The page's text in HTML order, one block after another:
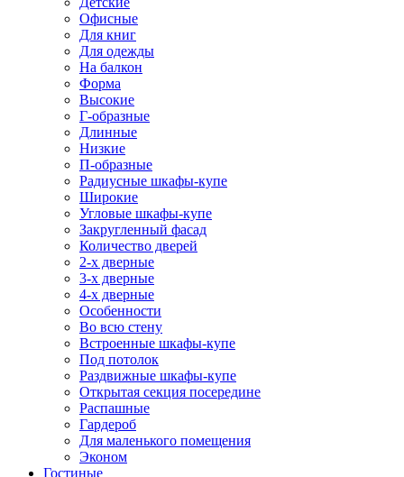
Офисные
Для книг
Для одежды
На балкон
Форма
Высокие
Г-образные
Длинные
Низкие
П-образные
Радиусные шкафы-купе
Широкие
Угловые шкафы-купе
Закругленный фасад
Количество дверей
2-х дверные
3-х дверные
4-х дверные
Особенности
Во всю стену
Встроенные шкафы-купе
Под потолок
Раздвижные шкафы-купе
Открытая секция посередине
Распашные
Гардероб
Для маленького помещения
Эконом
Гостиные